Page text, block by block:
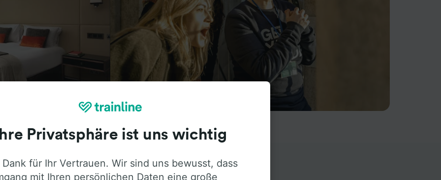
ehrliche Meinung von Trainline-Nutzern
Ihre Privatsphäre ist uns wichtig
für Ihr Vertrauen. Wir sind uns bewusst, dass
mit Ihren persönlichen Daten eine große